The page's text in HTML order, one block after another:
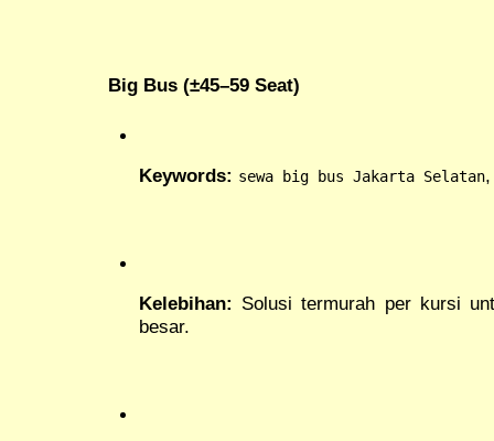
Big Bus (±45–59 Seat)
Keywords: sewa big bus Jakarta Selatan
Kelebihan: Solusi termurah per kursi
besar.